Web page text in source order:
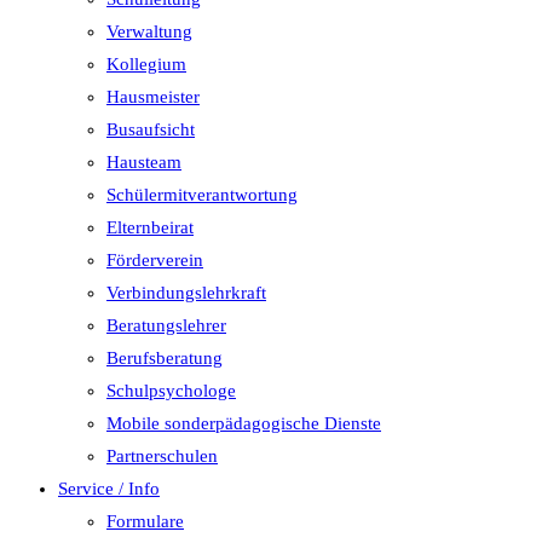
Verwaltung
Kollegium
Hausmeister
Busaufsicht
Hausteam
Schülermitverantwortung
Elternbeirat
Förderverein
Verbindungslehrkraft
Beratungslehrer
Berufsberatung
Schulpsychologe
Mobile sonderpädagogische Dienste
Partnerschulen
Service / Info
Formulare